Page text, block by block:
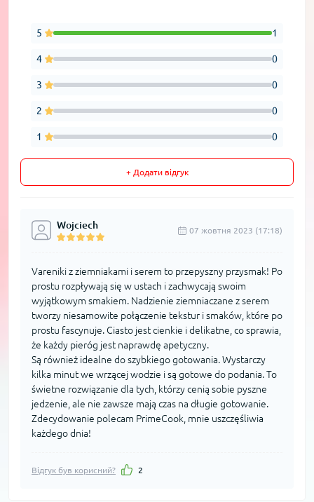
5 1
4 0
3 0
2 0
1 0
+ Додати відгук
Wojciech 07 жовтня 2023 (17:18)
Vareniki z ziemniakami i serem to przepyszny przysmak! Po
prostu rozpływają się w ustach i zachwycają swoim
wyjątkowym smakiem. Nadzienie ziemniaczane z serem
tworzy niesamowite połączenie tekstur i smaków, które po
prostu fascynuje. Ciasto jest cienkie i delikatne, co sprawia,
że każdy pieróg jest naprawdę apetyczny.
Są również idealne do szybkiego gotowania. Wystarczy
kilka minut we wrzącej wodzie i są gotowe do podania. To
świetne rozwiązanie dla tych, którzy cenią sobie pyszne
jedzenie, ale nie zawsze mają czas na długie gotowanie.
Zdecydowanie polecam PrimeCook, mnie uszczęśliwia
każdego dnia!
Відгук був корисний? 2